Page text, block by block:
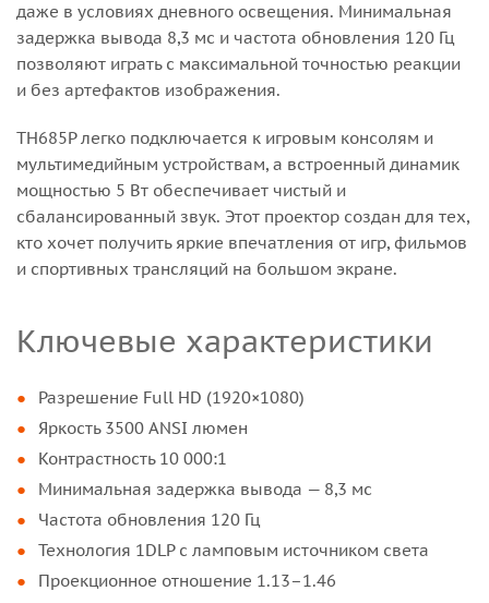
даже в условиях дневного освещения. Минимальная
задержка вывода 8,3 мс и частота обновления 120 Гц
позволяют играть с максимальной точностью реакции
и без артефактов изображения.
TH685P легко подключается к игровым консолям и
мультимедийным устройствам, а встроенный динамик
мощностью 5 Вт обеспечивает чистый и
сбалансированный звук. Этот проектор создан для тех,
кто хочет получить яркие впечатления от игр, фильмов
и спортивных трансляций на большом экране.
Ключевые характеристики
Разрешение Full HD (1920×1080)
Яркость 3500 ANSI люмен
Контрастность 10 000:1
Минимальная задержка вывода — 8,3 мс
Частота обновления 120 Гц
Технология 1DLP с ламповым источником света
Проекционное отношение 1.13–1.46